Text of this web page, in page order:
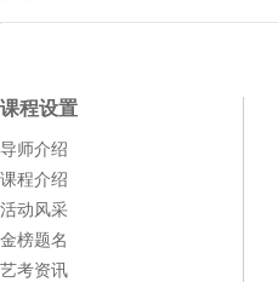
课程设置
导师介绍
课程介绍
活动风采
金榜题名
艺考资讯